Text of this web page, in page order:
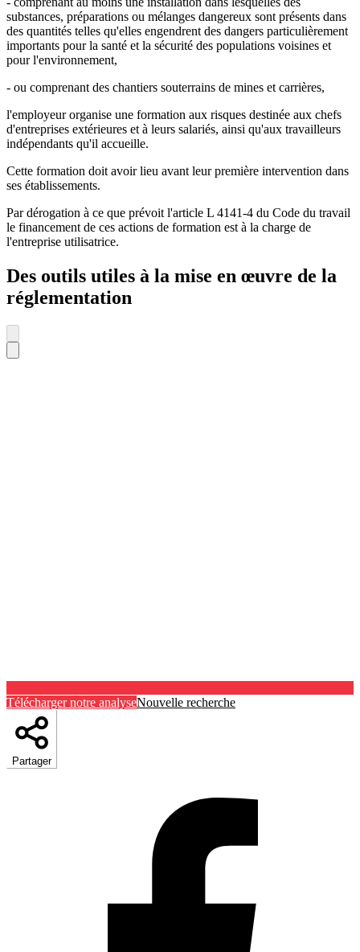
substances, préparations ou mélanges dangereux sont présents dans
des quantités telles qu'elles engendrent des dangers particulièrement
importants pour la santé et la sécurité des populations voisines et
pour l'environnement,
- ou comprenant des chantiers souterrains de mines et carrières,
l'employeur organise une formation aux risques destinée aux chefs
d'entreprises extérieures et à leurs salariés, ainsi qu'aux travailleurs
indépendants qu'il accueille.
Cette formation doit avoir lieu avant leur première intervention dans
ses établissements.
Par dérogation à ce que prévoit l'article L 4141-4 du Code du travail
le financement de ces actions de formation est à la charge de
l'entreprise utilisatrice.
Des outils utiles à la mise en œuvre de la
réglementation
Télécharger notre analyseNouvelle recherche
Partager